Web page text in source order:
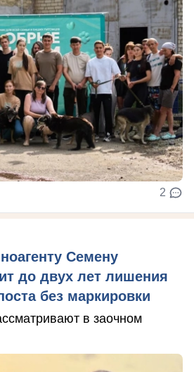
2
Семену
до двух лет лишения
без маркировки
в заочном